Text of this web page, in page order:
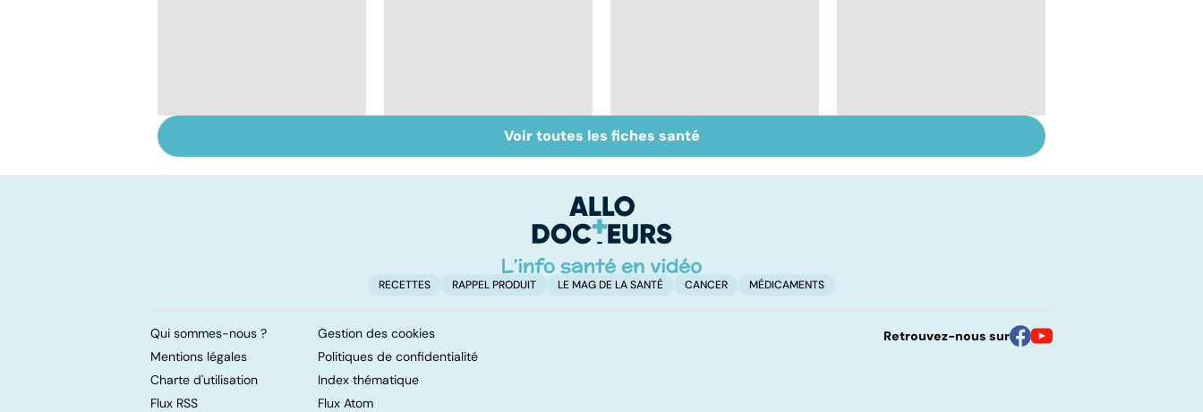
domicile, c'est facile !
Don de gamètes : le
pour et le contre
Médecine de
proximité : quel
l'ovulation : de la
Voir toutes les fiches santé
RECETTES RAPPEL PRODUIT LE MAG DE LA SANTÉ CANCER MÉDICAMENTS
Qui sommes-nous ?
Gestion des cookies
Mentions légales
Politiques de confidentialité
Charte d'utilisation
Index thématique
Flux RSS
Flux Atom
Retrouvez-nous sur